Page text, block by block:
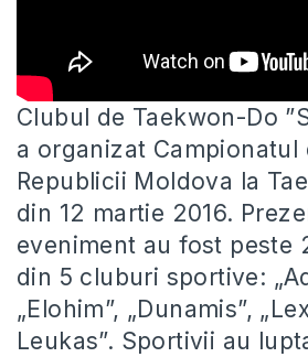
Clubul de Taekwon-Do
a organizat Campionatul
Republicii Moldova la
din 12 martie 2016.
eveniment au fost peste
din 5 cluburi sportive:
„Elohim”, „Dunamis”,
Leukas”. Sportivii au